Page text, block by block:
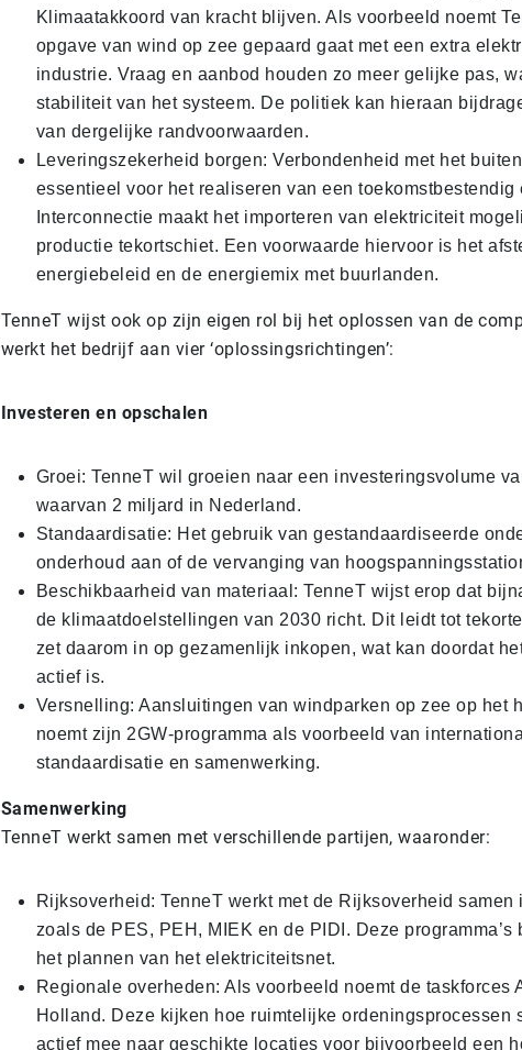
Klimaatakkoord van kracht blijven. Als voorbeeld noemt
opgave van wind op zee gepaard gaat met een extra
industrie. Vraag en aanbod houden zo meer gelijke pas,
stabiliteit van het systeem. De politiek kan hieraan
van dergelijke randvoorwaarden.
Leveringszekerheid borgen: Verbondenheid met het
essentieel voor het realiseren van een toekomstbestendig
Interconnectie maakt het importeren van elektriciteit
productie tekortschiet. Een voorwaarde hiervoor is het
energiebeleid en de energiemix met buurlanden.
TenneT wijst ook op zijn eigen rol bij het oplossen van de
werkt het bedrijf aan vier ‘oplossingsrichtingen’:
Investeren en opschalen
Groei: TenneT wil groeien naar een investeringsvolume
waarvan 2 miljard in Nederland.
Standaardisatie: Het gebruik van gestandaardiseerde
onderhoud aan of de vervanging van
Beschikbaarheid van materiaal: TenneT wijst erop dat
de klimaatdoelstellingen van 2030 richt. Dit leidt tot
zet daarom in op gezamenlijk inkopen, wat kan doordat
actief is.
Versnelling: Aansluitingen van windparken op zee op het
noemt zijn 2GW-programma als voorbeeld van
standaardisatie en samenwerking.
Samenwerking
TenneT werkt samen met verschillende partijen, waaronder:
Rijksoverheid: TenneT werkt met de Rijksoverheid
zoals de PES, PEH, MIEK en de PIDI. Deze
het plannen van het elektriciteitsnet.
Regionale overheden: Als voorbeeld noemt de taskforces
Holland. Deze kijken hoe ruimtelijke ordeningsprocessen
actief mee naar geschikte locaties voor bijvoorbeeld een